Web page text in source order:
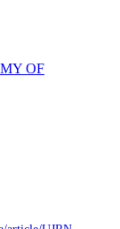
OF